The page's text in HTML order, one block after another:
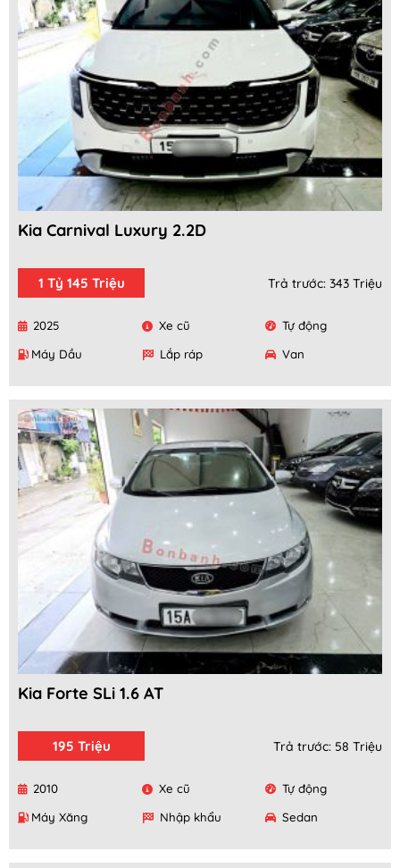
Kia Carnival Luxury 2.2D
1 Tỷ 145 Triệu Trả trước: 343 Triệu
2025 Xe cũ
Tự động
Máy Dầu
Lắp ráp Van
Kia Forte SLi 1.6 AT
195 Triệu Trả trước: 58 Triệu
2010 Xe cũ
Tự động
Máy Xăng
Nhập khẩu Sedan